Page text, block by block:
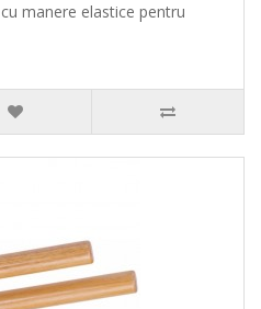
manere elastice pentru